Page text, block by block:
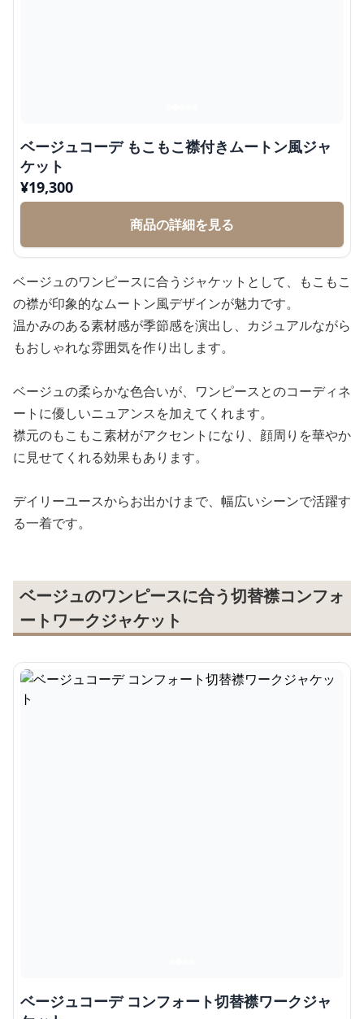
ベージュコーデ もこもこ襟付きムートン風ジャ
ケット
¥19,300
商品の詳細を見る
ベージュのワンピースに合うジャケットとして、もこもこ
の襟が印象的なムートン風デザインが魅力です。
温かみのある素材感が季節感を演出し、カジュアルながら
もおしゃれな雰囲気を作り出します。
ベージュの柔らかな色合いが、ワンピースとのコーディネ
ートに優しいニュアンスを加えてくれます。
襟元のもこもこ素材がアクセントになり、顔周りを華やか
に見せてくれる効果もあります。
デイリーユースからお出かけまで、幅広いシーンで活躍す
る一着です。
ベージュのワンピースに合う切替襟コンフォ
ートワークジャケット
ベージュコーデ コンフォート切替襟ワークジャ